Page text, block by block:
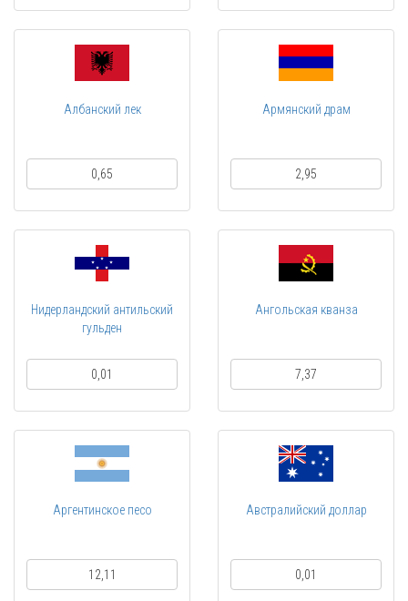
Албанский лек
0,65
Армянский драм
2,95
Нидерландский антильский
гульден
0,01
Ангольская кванза
7,37
Аргентинское песо
12,11
Австралийский доллар
0,01